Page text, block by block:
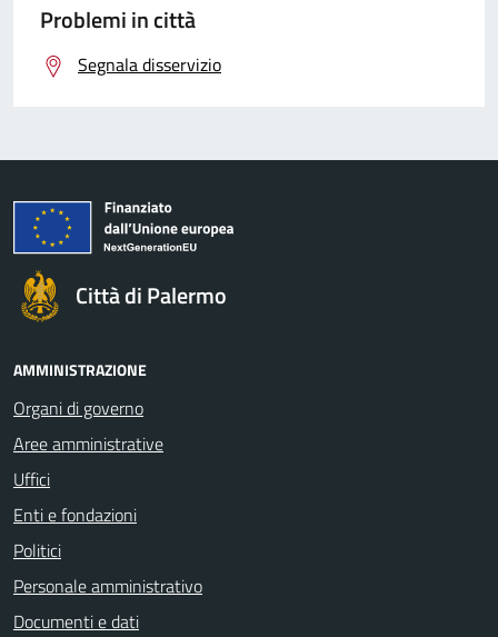
Problemi in città
Segnala disservizio
Città di Palermo
AMMINISTRAZIONE
Organi di governo
Aree amministrative
Uffici
Enti e fondazioni
Politici
Personale amministrativo
Documenti e dati